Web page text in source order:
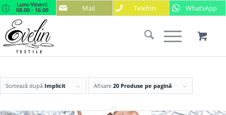
Mail Telefon WhatsApp
Luni-Vineri:
08.00 - 16.00
Sortează după Implicit Afisare 20 Produse pe pagină